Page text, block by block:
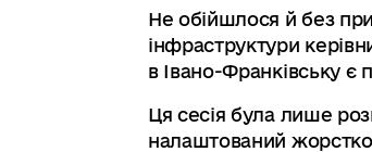
Не обійшлося й без
інфраструктури
в Івано-Франківську є
Ця сесія була лише
налаштований